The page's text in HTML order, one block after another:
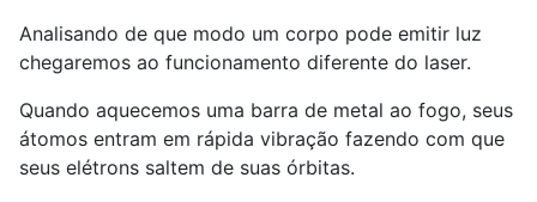
Analisando de que modo um corpo pode emitir luz
chegaremos ao funcionamento diferente do laser.
Quando aquecemos uma barra de metal ao fogo, seus
átomos entram em rápida vibração fazendo com que
seus elétrons saltem de suas órbitas.